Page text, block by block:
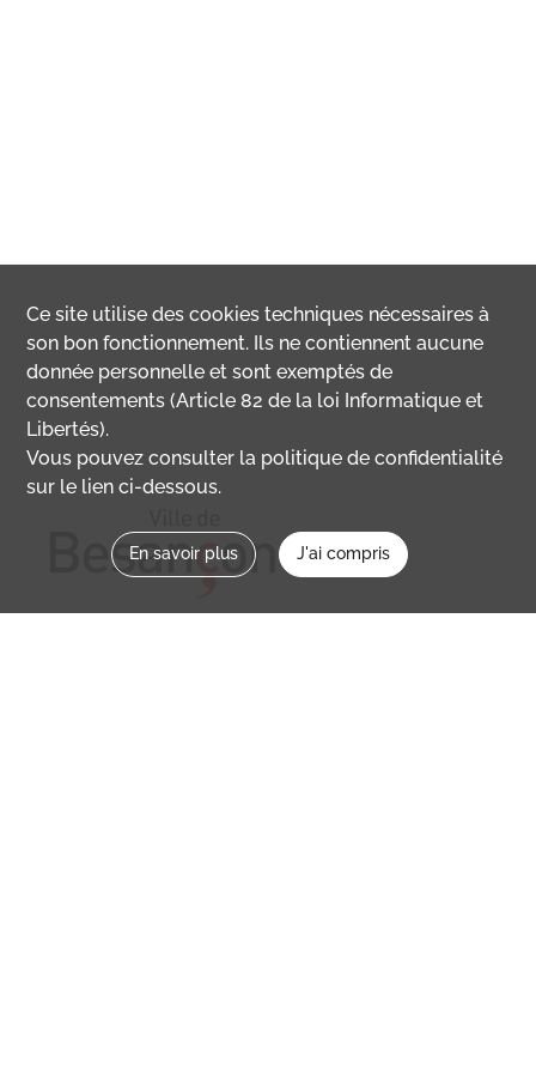
Ce site utilise descookies techniques nécessaires à
son bon fonctionnement. Ils ne contiennent aucune
donnée personnelle et sont exemptés de
consentements (Article 82 de la loi Informatique et
Libertés).
Vous pouvez consulter la politique de confidentialité
sur le lien ci-dessous.
En savoir plus J'ai compris